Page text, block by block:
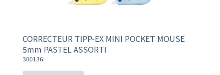
CORRECTEUR TIPP-EX MINI POCKET MOUSE
5mm PASTEL ASSORTI
300136